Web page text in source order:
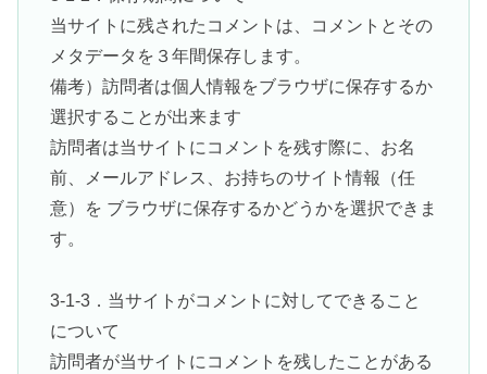
当サイトに残されたコメントは、コメントとその
メタデータを３年間保存します。
備考）訪問者は個人情報をブラウザに保存するか
選択することが出来ます
訪問者は当サイトにコメントを残す際に、お名
前、メールアドレス、お持ちのサイト情報（任
意）を ブラウザに保存するかどうかを選択できま
す。
3-1-3．当サイトがコメントに対してできること
について
訪問者が当サイトにコメントを残したことがある